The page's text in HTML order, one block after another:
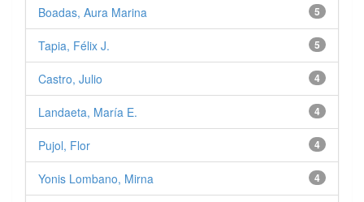
5
Boadas, Aura Marina
5
Tapia, Félix J.
4
Castro, Julio
4
Landaeta, María E.
4
Pujol, Flor
4
Yonis Lombano, Mirna